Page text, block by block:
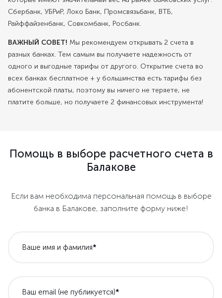
Сбербанк, УБРиР, Локо Банк, Промсвязьбанк, ВТБ,
Райффайзенбанк, Совкомбанк, Росбанк.
ВАЖНЫЙ СОВЕТ! Мы рекомендуем открывать 2 счета в
разных банках. Тем самым вы получаете надежность от
одного и выгодные тарифы от другого. Открытие счета во
всех банках бесплатное + у большинства есть тарифы без
абонентской платы, поэтому вы ничего не теряете, не
платите больше, но получаете 2 финансовых инструмента!
Помощь в выборе расчетного счета в
Балакове
Если вам необходима персональная помощь в выборе
банка в Балакове, заполните форму ниже!
Ваше имя и фамилия*
Ваш email (не публикуется)*